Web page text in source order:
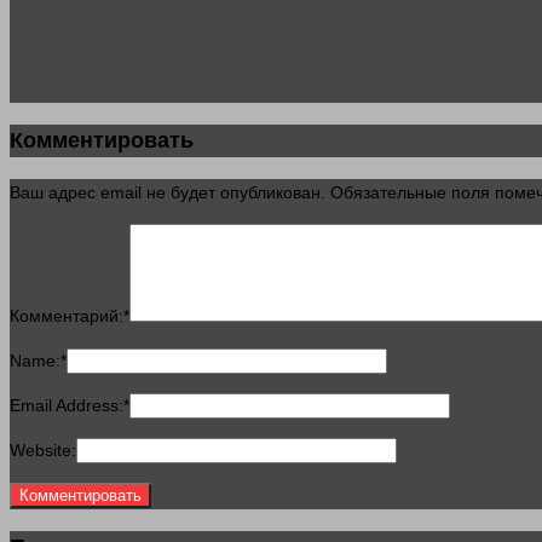
Комментировать
Ваш адрес email не будет опубликован. Обязательные поля
Комментарий:*
Name:*
Email Address:*
Website: